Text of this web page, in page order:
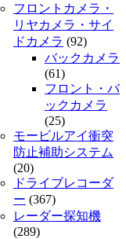
フロントカメラ・
リヤカメラ・サイ
ドカメラ (92)
バックカメラ
(61)
フロント・バ
ックカメラ
(25)
モービルアイ衝突
防止補助システム
(20)
ドライブレコーダ
ー (367)
レーダー探知機
(289)